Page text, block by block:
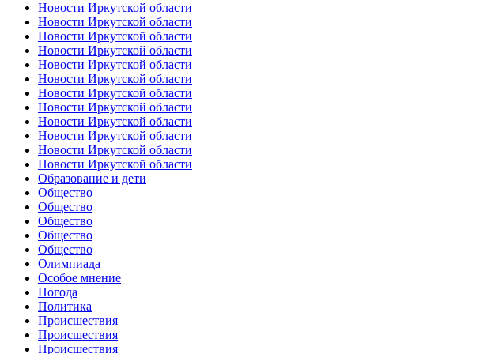
Новости Иркутской области
Новости Иркутской области
Новости Иркутской области
Новости Иркутской области
Новости Иркутской области
Новости Иркутской области
Новости Иркутской области
Новости Иркутской области
Новости Иркутской области
Новости Иркутской области
Новости Иркутской области
Новости Иркутской области
Образование и дети
Общество
Общество
Общество
Общество
Общество
Олимпиада
Особое мнение
Погода
Политика
Происшествия
Происшествия
Происшествия